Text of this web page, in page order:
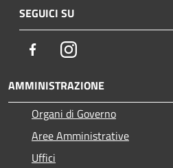
SEGUICI SU
FacebookInstagram
AMMINISTRAZIONE
Organi di Governo
Aree Amministrative
Uffici